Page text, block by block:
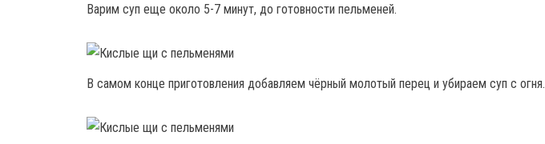
Варим суп еще около 5-7 минут, до готовности пельменей.
В самом конце приготовления добавляем чёрный молотый перец и убираем суп с огня.